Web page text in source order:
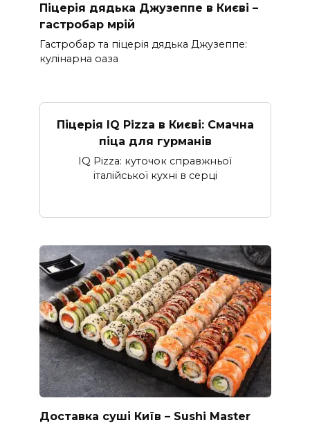
Піцерія дядька Джузеппе в Києві –
гастробар мрій
Гастробар та піцерія дядька Джузеппе:
кулінарна оаза
Піцерія IQ Pizza в Києві: Смачна
піца для гурманів
IQ Pizza: куточок справжньої
італійської кухні в серці
Доставка суші Київ – Sushi Master